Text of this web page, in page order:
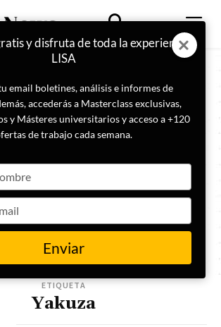
ETIQUETA
Yakuza
y disfruta de toda la experiencia
LISA
email boletines, análisis e informes de
accederás a Masterclass exclusivas,
y Másteres universitarios y acceso a +120
de trabajo cada semana.
Enviar